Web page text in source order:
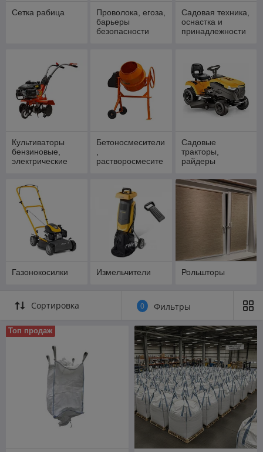
Сетка рабица
Проволока, егоза,
барьеры
безопасности
Садовая техника,
оснастка и
принадлежности
Культиваторы
бензиновые,
электрические
Бетоносмесители
растворосмесите
Садовые
тракторы,
райдеры
Газонокосилки Измельчители Рольшторы
Сортировка 0 Фильтры
Топ продаж